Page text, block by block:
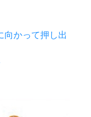
向かって押し出